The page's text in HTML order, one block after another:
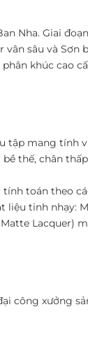
Nha. Giai
sâu và Sơn
khúc cao
tập mang tính
thế, chân
tính toán theo
liệu tinh nhạy:
Lacquer)
công xưởng